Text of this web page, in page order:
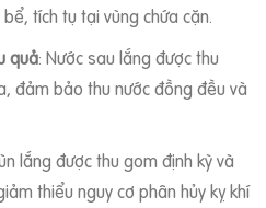
tích tụ tại vùng chứa cặn.
quả: Nước sau lắng được thu
đảm bảo thu nước đồng đều và
lắng được thu gom định kỳ và
thiểu nguy cơ phân hủy kỵ khí